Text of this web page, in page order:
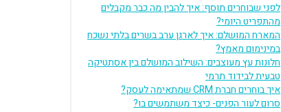
לפני שבוחרים תוסף: איך להבין מה כבר מקבלים
מהתפריט היומי?
המארח המושלם: איך לארגן ערב בשרים בלתי נשכח
במינימום מאמץ?
חלונות עץ מעוצבים: השילוב המושלם בין אסתטיקה
טבעית לבידוד תרמי
איך בוחרים חברת CRM שמתאימה לעסק?
סרום לעור הפנים- כיצד משתמשים בו?